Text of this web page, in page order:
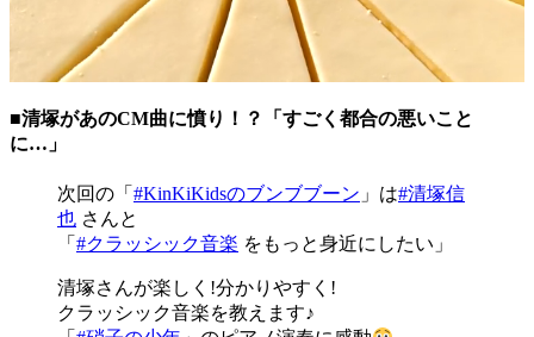
■清塚があのCM曲に憤り！？「すごく都合の悪いこと
に…」
次回の「 #KinKiKidsのブンブブーン 」は#清塚信
也 さんと
「 #クラッシック音楽 をもっと身近にしたい」
清塚さんが楽しく!分かりやすく!
クラッシック音楽を教えます♪